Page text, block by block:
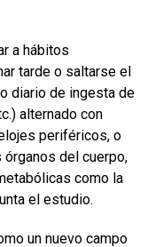
a hábitos
tarde o saltarse el
diario de ingesta de
alternado con
periféricos, o
del cuerpo,
como la
el estudio.
un nuevo campo